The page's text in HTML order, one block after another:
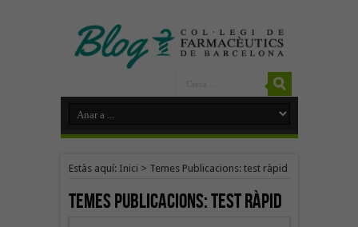
Estàs aquí: Inici > Temes Publicacions: test ràpid
Temes Publicacions:test ràpid